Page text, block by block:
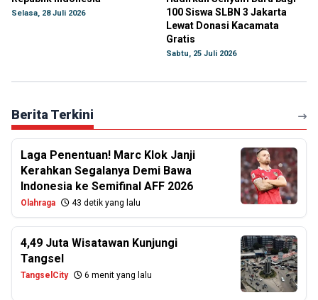
Selasa, 28 Juli 2026
100 Siswa SLBN 3 Jakarta
Lewat Donasi Kacamata
Gratis
Sabtu, 25 Juli 2026
Berita Terkini
Laga Penentuan! Marc Klok Janji
Kerahkan Segalanya Demi Bawa
Indonesia ke Semifinal AFF 2026
Olahraga 43 detik yang lalu
4,49 Juta Wisatawan Kunjungi
Tangsel
TangselCity 6 menit yang lalu